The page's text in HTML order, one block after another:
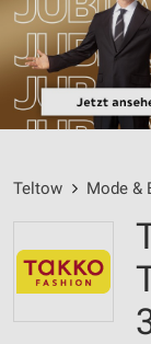
Teltow Mode &